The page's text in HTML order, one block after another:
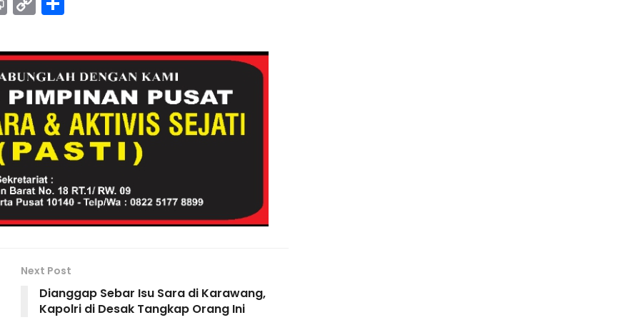
in
t
o
p
y
Li
n
k
ar
e
Next Post
Dianggap Sebar Isu Sara di Karawang,
Kapolri di Desak Tangkap Orang Ini